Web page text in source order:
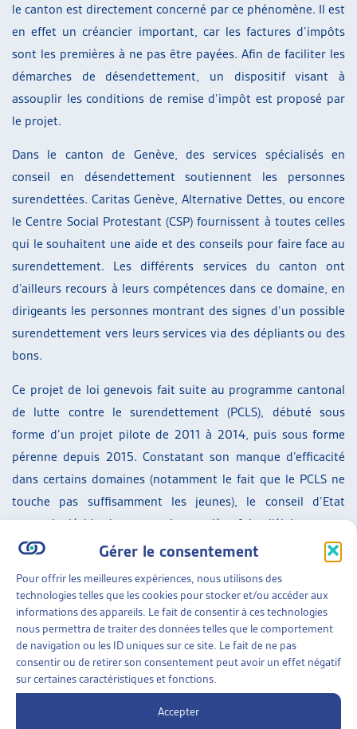
Gérer le consentement
Pour offrir les meilleures expériences, nous utilisons des
technologies telles que les cookies pour stocker et/ou accéder aux
informations des appareils. Le fait de consentir à ces technologies
nous permettra de traiter des données telles que le comportement
de navigation ou les ID uniques sur ce site. Le fait de ne pas
consentir ou de retirer son consentement peut avoir un effet négatif
sur certaines caractéristiques et fonctions.
Accepter
le canton est directement concerné par ce phénomène. Il est
en effet un créancier important, car les factures d’impôts
sont les premières à ne pas être payées. Afin de faciliter les
démarches de désendettement, un dispositif visant à
assouplir les conditions de remise d’impôt est proposé par
le projet.
Dans le canton de Genève, des services spécialisés en
conseil en désendettement soutiennent les personnes
surendettées. Caritas Genève, Alternative Dettes, ou encore
le Centre Social Protestant (CSP) fournissent à toutes celles
qui le souhaitent une aide et des conseils pour faire face au
surendettement. Les différents services du canton ont
d’ailleurs recours à leurs compétences dans ce domaine, en
dirigeants les personnes montrant des signes d’un possible
surendettement vers leurs services via des dépliants ou des
bons.
Ce projet de loi genevois fait suite au programme cantonal
de lutte contre le surendettement (PCLS), débuté sous
forme d’un projet pilote de 2011 à 2014, puis sous forme
pérenne depuis 2015. Constatant son manque d’efficacité
dans certains domaines (notamment le fait que le PCLS ne
touche pas suffisamment les jeunes), le conseil d’Etat
genevois décide donc, pour la première fois, d’élaborer une
base légale pour lutter plus efficacement contre le
Ce projet de loi se base sur quatre axes visant à renforcer le
programme actuel :
1. L’identification des causes structurelles du
surendettement ;
2. La prévention et la sensibilisation ;